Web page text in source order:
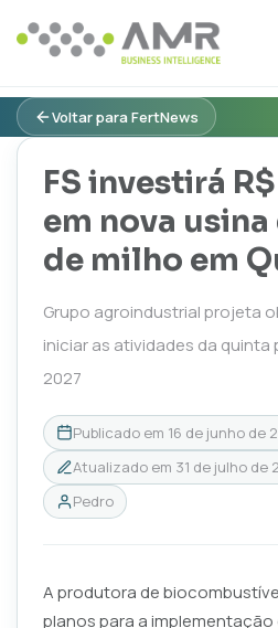
Voltar para FertNews
FS investirá
em nova
de milho em
Grupo agroindustrial projeta
iniciar as atividades da quinta
2027
Publicado em 16 de junho de
Atualizado em 31 de julho de
Pedro
A produtora de
planos para a implementação